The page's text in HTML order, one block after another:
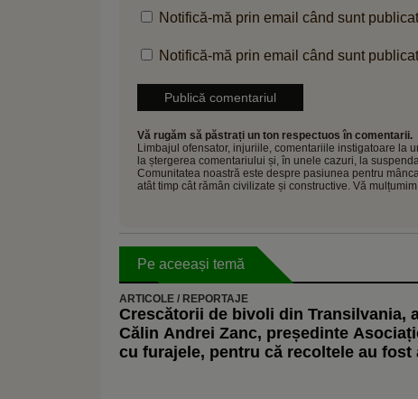
Notifică-mă prin email când sunt
Notifică-mă prin email când sunt
Vă rugăm să păstrați un ton respectuos în comentarii.
Limbajul ofensator, injuriile, comentariile instigatoare la
la ștergerea comentariului și, în unele cazuri, la
Comunitatea noastră este despre pasiunea pentru
atât timp cât rămân civilizate și constructive. Vă
Pe aceeași temă
ARTICOLE / REPORTAJE
Crescătorii de bivoli din Transilvania,
Călin Andrei Zanc, președinte
cu furajele, pentru că recoltele au fost